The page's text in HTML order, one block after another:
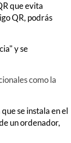
que evita
QR, podrás
y se
como la
se instala en el
un ordenador,